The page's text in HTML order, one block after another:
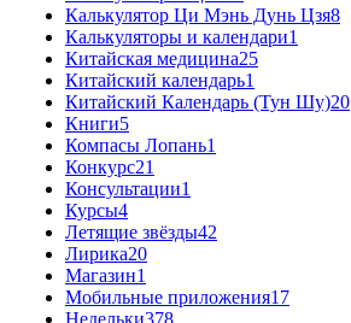
Калькулятор Ци Мэнь Дунь Цзя8
Калькуляторы и календари1
Китайская медицина25
Китайский календарь1
Китайский Календарь (Тун Шу)20
Книги5
Компасы Лопань1
Конкурс21
Консультации1
Курсы4
Летящие звёзды42
Лирика20
Магазин1
Мобильные приложения17
Недельки378